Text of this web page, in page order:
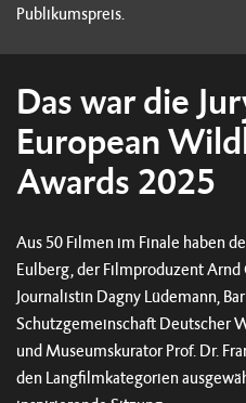
Publikumspreis.
Das war die
European
Awards 2025
Aus 50 Filmen im Finale haben
Eulberg, der Filmproduzent
Journalistin Dagny Lüdemann,
Schutzgemeinschaft Deutscher
und Museumskurator Prof. Dr.
den Langfilmkategorien